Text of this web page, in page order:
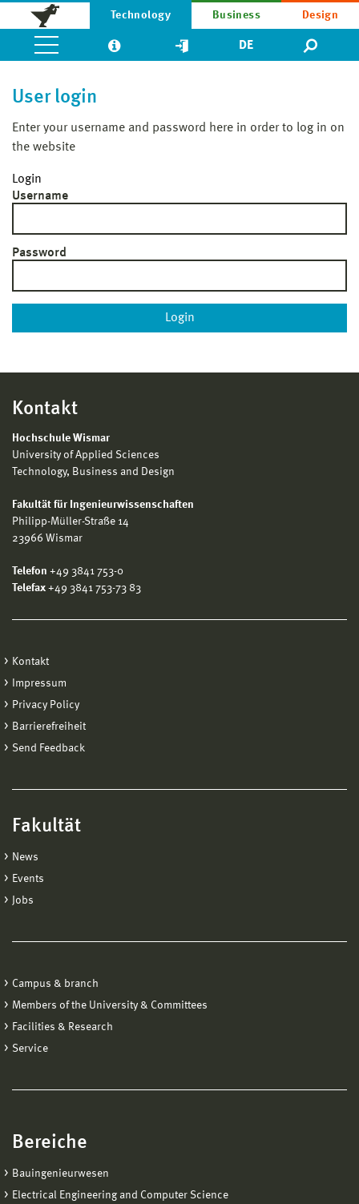
Technology Business Design
DE
User login
Enter your username and password here in order to log in on
the website
Login
Username
Password
Kontakt
Hochschule Wismar
University of Applied Sciences
Technology, Business and Design
Fakultät für Ingenieurwissenschaften
Philipp-Müller-Straße 14
23966 Wismar
Telefon +49 3841 753-0
Telefax +49 3841 753-73 83
Kontakt
Impressum
Privacy Policy
Barrierefreiheit
Send Feedback
Fakultät
News
Events
Jobs
Campus & branch
Members of the University & Committees
Facilities & Research
Service
Bereiche
Bauingenieurwesen
Electrical Engineering and Computer Science